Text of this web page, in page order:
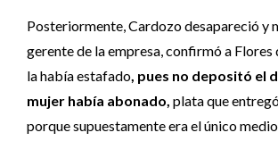
Posteriormente, Cardozo desapareció y
gerente de la empresa, confirmó a Flores
la había estafado, pues no depositó el
mujer había abonado, plata que
porque supuestamente era el único